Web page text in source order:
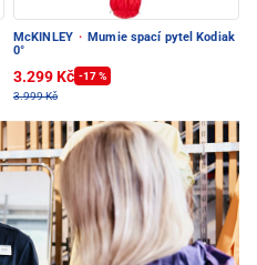
McKINLEY · Mumie spací pytel Kodiak
0°
3.299 Kč -17 %
3.999 Kč